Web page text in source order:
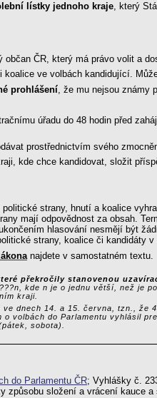
lístky jednoho kraje, který
ČR, který má právo volit a
ve volbách kandidující.
prohlášení , že mu nejsou známy
úřadu do 48 hodin před
prostřednictvím svého
kde chce kandidovat, složit
strany, hnutí a koalice
mají odpovědnost za obsah.
hlasování nesmějí být
strany, koalice či
najdete v samostatném textu.
překročily stanovenou
kde n je o jednu větší, než je
kraji.
dnech 14. a 15. června, tzn., že
volbách do Parlamentu vyhlásil
sobota).
do Parlamentu ČR; Vyhlášky č.
složení a vrácení kauce